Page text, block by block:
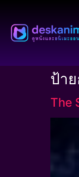
ป้า
The